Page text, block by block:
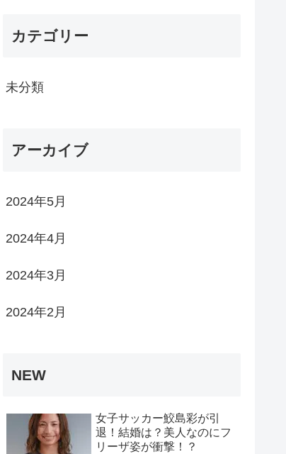
カテゴリー
未分類
アーカイブ
2024年5月
2024年4月
2024年3月
2024年2月
NEW
女子サッカー鮫島彩が引
退！結婚は？美人なのにフ
リーザ姿が衝撃！？